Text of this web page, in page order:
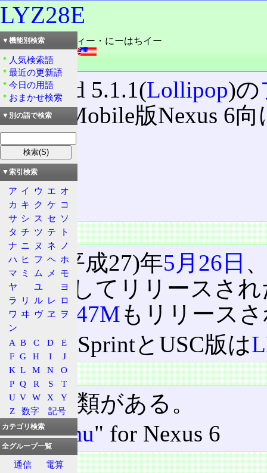
LYZ28E
読み：エルワイズィー・にーはちイー
外語：LYZ28E
品詞：固有名詞
Android 5.1.1(Lollipop)の
で、T-Mobile版Nexus 6向
目次
概要
種類
特徴
概要
2015(平成27)年5月26日
5.1.1としてリリースさ
のLMY47Mもリリース
なお、SprintとUSC版は
種類
次の種類がある。
"shamu" for Nexus 6
特徴
▼機能別検索
人気検索語
最近の更新語
今日の用語
おまかせ検索
▼別の語で検索
▼索引検索
ア イ ウ エ オ
カ キ ク ケ コ
サ シ ス セ ソ
タ チ ツ テ
ト
ナ ニ ヌ ネ
ノ
ハ ヒ フ ヘ ホ
マ ミ ム メ
モ
ヤ
ユ
ヨ
ラ
リ ル レ ロ
ワ ヰ ヴ ヱ
ヲ
ン
A B C D
E
F G H I
J
K L M N
O
P Q R S
T
U V W X
Y
Z
数字 記号
カテゴリ検索
全グループ一覧
通信
電算